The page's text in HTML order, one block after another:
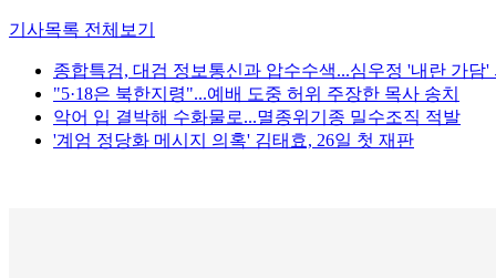
기사목록 전체보기
종합특검, 대검 정보통신과 압수수색...심우정 '내란 가담'
"5·18은 북한지령"...예배 도중 허위 주장한 목사 송치
악어 입 결박해 수화물로...멸종위기종 밀수조직 적발
'계엄 정당화 메시지 의혹' 김태효, 26일 첫 재판